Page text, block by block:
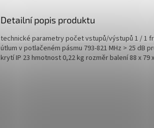
Detailní popis produktu
technické parametry počet vstupů/výstupů 1 / 1
útlum v potlačeném pásmu 793-821 MHz > 25 dB
krytí IP 23 hmotnost 0,22 kg rozměr balení 88 x 79